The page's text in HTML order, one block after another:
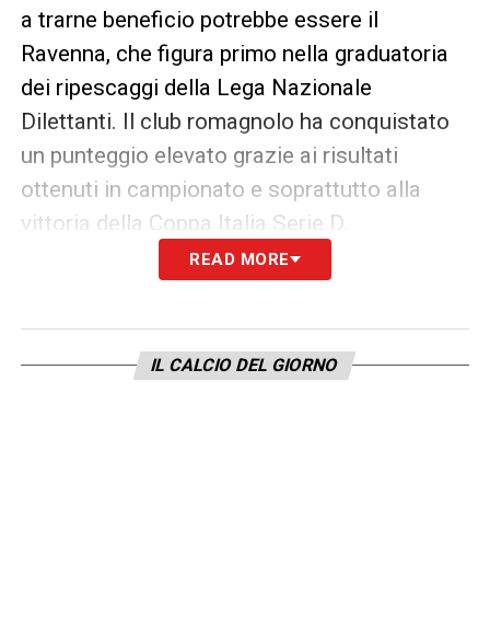
a trarne beneficio potrebbe essere il
Ravenna, che figura primo nella graduatoria
dei ripescaggi della Lega Nazionale
Dilettanti. Il club romagnolo ha conquistato
un punteggio elevato grazie ai risultati
ottenuti in campionato e soprattutto alla
vittoria della Coppa Italia Serie D.
Il Ravenna si è già attivato sul fronte
documentazione necessaria per
formalizzare la propria richiesta di
READ MORE
IL CALCIO DEL GIORNO